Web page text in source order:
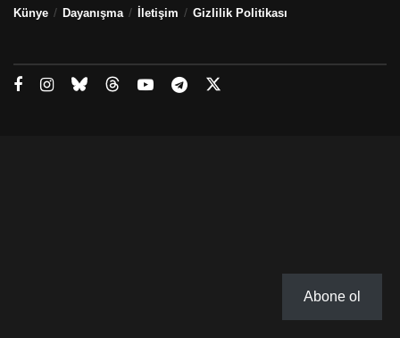
Künye Dayanışma İletişim Gizlilik Politikası
Abone ol